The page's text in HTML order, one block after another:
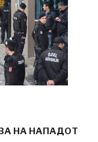
НА НАПАДОТ